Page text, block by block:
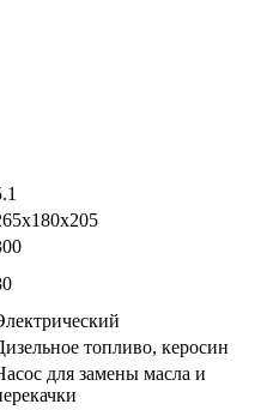
топливо, керосин
для замены масла и